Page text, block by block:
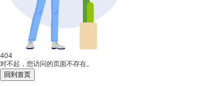
404
对不起，您访问的页面不存在。
回到首页